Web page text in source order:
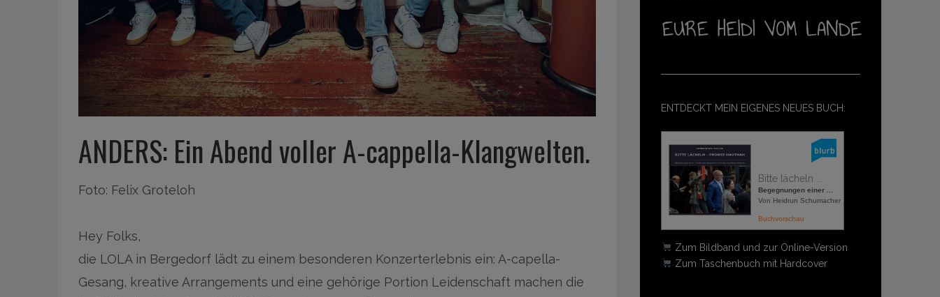
ANDERS: Ein Abend voller A-cappella-Klangwelten.
Foto: Felix Groteloh
Hey Folks,
die LOLA in Bergedorf lädt zu einem besonderen Konzerterlebnis ein: A-capella-
Gesang, kreative Arrangements und eine gehörige Portion Leidenschaft machen die
ENTDECKT MEIN EIGENES NEUES BUCH:
Bitte lächeln ...
Begegnungen einer ...
Von Heidrun Schumacher
Buchvorschau
Zum Bildband und zur Online-Version
Zum Taschenbuch mit Hardcover